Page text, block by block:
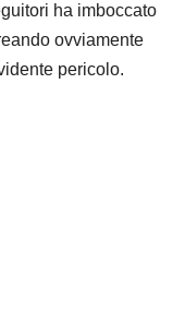
ha imboccato
ovviamente
pericolo.